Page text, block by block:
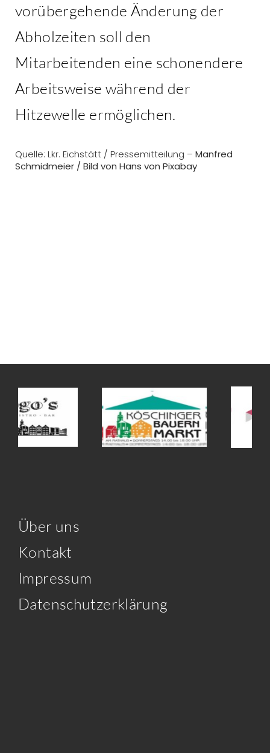
vorübergehende Änderung der
Abholzeiten soll den
Mitarbeitenden eine schonendere
Arbeitsweise während der
Hitzewelle ermöglichen.
Quelle: Lkr. Eichstätt / Pressemitteilung – Manfred
Schmidmeier / Bild von Hans von Pixabay
Über uns
Kontakt
Impressum
Datenschutzerklärung